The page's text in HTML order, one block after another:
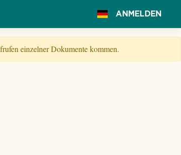
ANMELDEN
einzelner Dokumente kommen.